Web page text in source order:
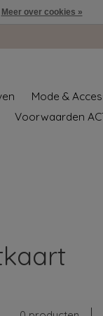
Mode &
Voorwaarden
Meer over cookies »